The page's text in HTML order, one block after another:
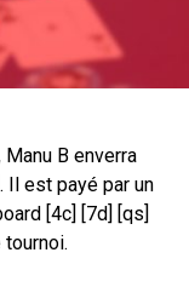
B enverra
Il est payé par un
[4c] [7d] [qs]
tournoi.